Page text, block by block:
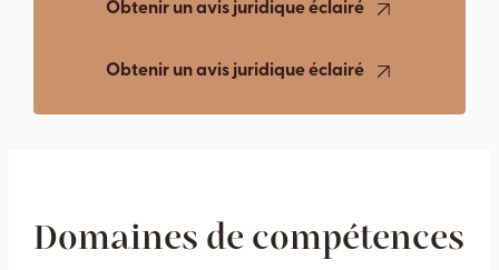
Obtenir un avis juridique éclairé
Obtenir un avis juridique éclairé
Domaines de compétences